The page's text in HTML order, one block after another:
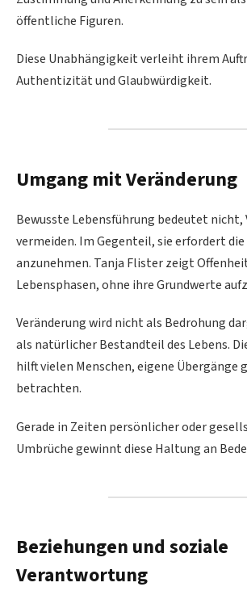
öffentliche Figuren.
Diese Unabhängigkeit verleiht ihrem
Authentizität und Glaubwürdigkeit.
Umgang mit Veränderung
Bewusste Lebensführung bedeutet nicht,
vermeiden. Im Gegenteil, sie erfordert
anzunehmen. Tanja Flister zeigt
Lebensphasen, ohne ihre Grundwerte
Veränderung wird nicht als Bedrohung
als natürlicher Bestandteil des Lebens.
hilft vielen Menschen, eigene Übergänge
betrachten.
Gerade in Zeiten persönlicher oder
Umbrüche gewinnt diese Haltung an
Beziehungen und soziale
Verantwortung